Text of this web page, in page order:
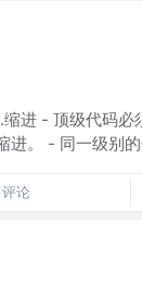
进 - 顶级代码必
进。 - 同一级别
评论